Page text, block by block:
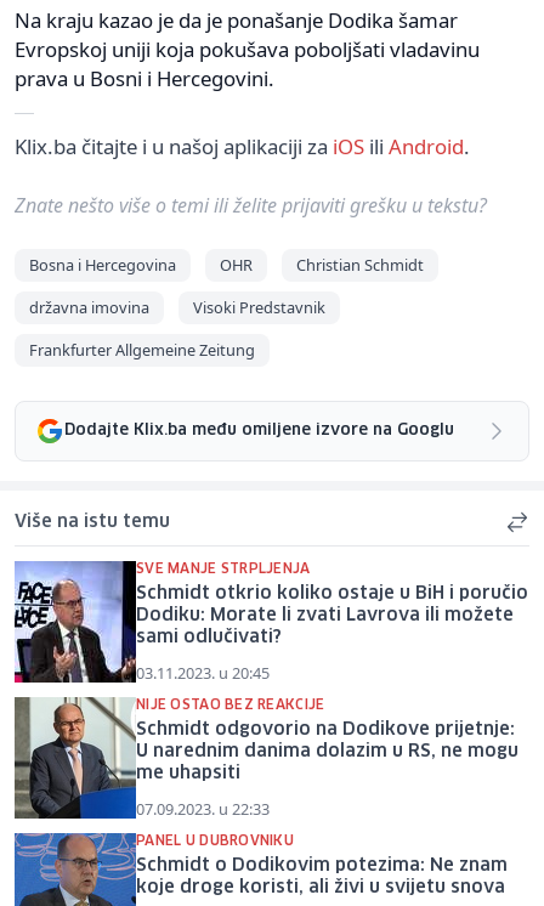
Na kraju kazao je da je ponašanje Dodika šamar
Evropskoj uniji koja pokušava poboljšati vladavinu
prava u Bosni i Hercegovini.
Klix.ba čitajte i u našoj aplikaciji za iOS ili Android.
Znate nešto više o temi ili želite prijaviti grešku u tekstu?
Bosna i Hercegovina OHR
Christian Schmidt
državna imovina
Visoki Predstavnik
Frankfurter Allgemeine Zeitung
Dodajte Klix.ba među omiljene izvore na Googlu
Više na istu temu
SVE MANJE STRPLJENJA
Schmidt otkrio koliko ostaje u BiH i poručio
Dodiku: Morate li zvati Lavrova ili možete
sami odlučivati?
03.11.2023. u 20:45
NIJE OSTAO BEZ REAKCIJE
Schmidt odgovorio na Dodikove prijetnje:
U narednim danima dolazim u RS, ne mogu
me uhapsiti
07.09.2023. u 22:33
PANEL U DUBROVNIKU
Schmidt o Dodikovim potezima: Ne znam
koje droge koristi, ali živi u svijetu snova